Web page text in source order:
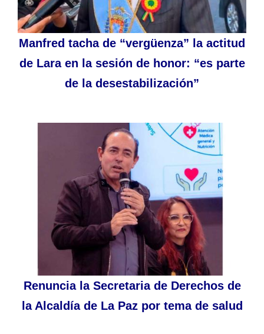
Manfred tacha de “vergüenza” la actitud
de Lara en la sesión de honor: “es parte
de la desestabilización”
Renuncia la Secretaria de Derechos de
la Alcaldía de La Paz por tema de salud